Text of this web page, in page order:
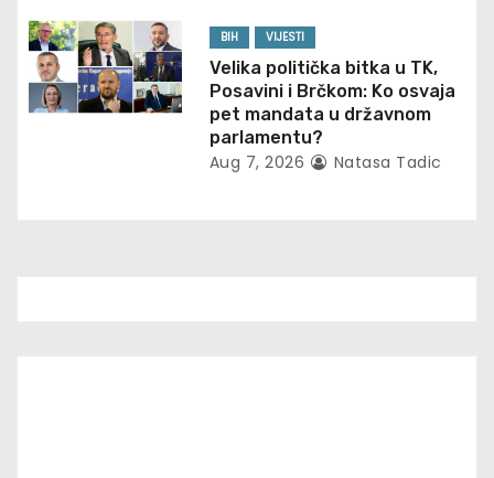
BIH VIJESTI
Velika politička bitka u TK,
Posavini i Brčkom: Ko osvaja
pet mandata u državnom
parlamentu?
Aug 7, 2026 Natasa Tadic